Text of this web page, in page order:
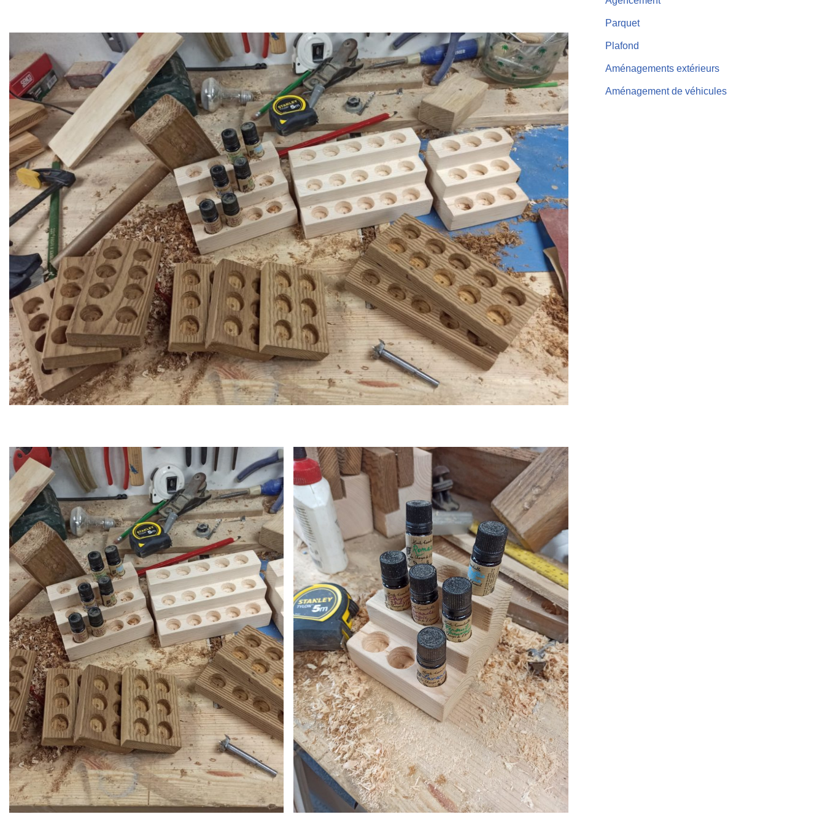
Parquet
Plafond
Aménagements extérieurs
Aménagement de véhicules